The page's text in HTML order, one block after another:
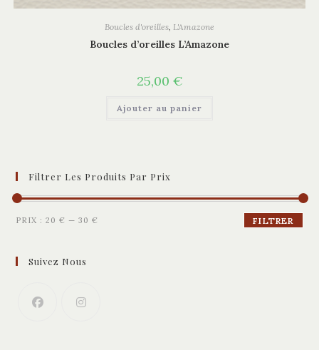
Boucles d'oreilles L'Amazone
Boucles d’oreilles L’Amazone
25,00 €
Ajouter au panier
Filtrer Les Produits Par Prix
Prix
Prix
FILTRER
PRIX :20 € —30 €
Suivez Nous